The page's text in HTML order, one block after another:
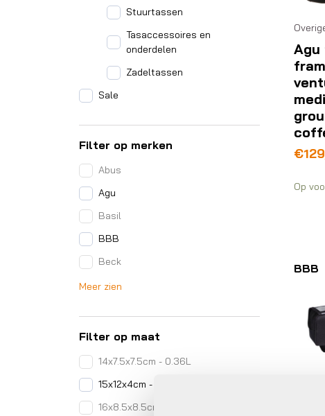
Stuurtassen
Tasaccessoires en
onderdelen
Zadeltassen
Sale
Filter op merken
Abus
Agu
Basil
BBB
Beck
Meer zien
Filter op maat
14x7.5x7.5cm - 0.36L
15x12x4cm - 0.72L
16x8.5x8.5cm -0.52L
€
Op
BBB